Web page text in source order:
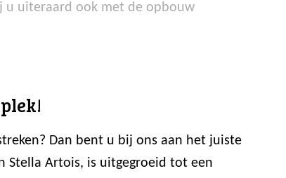
u uiteraard ook met de opbouw
Dan bent u bij ons aan het juiste
Stella Artois, is uitgegroeid tot een